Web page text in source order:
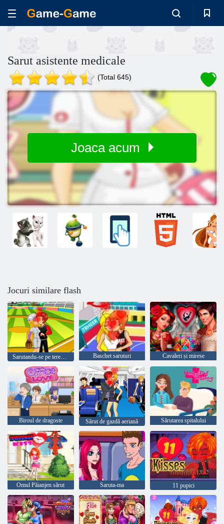
Sarut asistente medicale
(Total 645)
Joaca acum
Jocuri similare flash
Sarutandu-se pe terenul de baseball Baschet saruturi Cavaleri și mirese
Biroul de dragoste Sărut de gazdă aeriană Sărutarea spitalului
Omul Păianjen sărut Saruta-ma 11 pupici